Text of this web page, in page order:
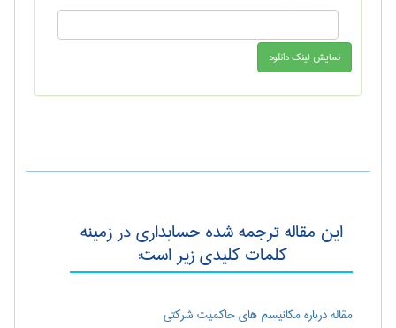
این مقاله ترجمه شده حسابداری در زمینه
کلمات کلیدی زیر است:
مقاله درباره مکانیسم های حاکمیت شرکتی